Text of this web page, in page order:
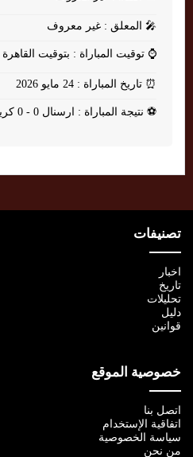
🎤 المعلق : غير معروف
⌚ توقيت المباراة : بتوقيت القاهرة
⏰ تاريخ المباراة : 24 مايو 2026
⚽ نتيجة المباراة : ارسنال 0 - 0 كريستال بالاس
تصنيفات
اخبار
تاريخ
تحليلات
دليل
قوانين
خصوصية الموقع
اتصل بنا
اتفاقية الإستخدام
سياسة الخصوصية
من نحن